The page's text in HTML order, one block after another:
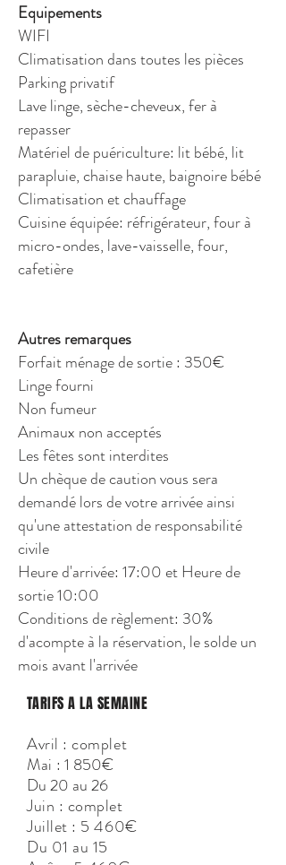
Equipements
WIFI
Climatisation dans toutes les pièces
Parking privatif
Lave linge, sèche-cheveux, fer à
repasser
Matériel de puériculture: lit bébé, lit
parapluie, chaise haute, baignoire bébé
Climatisation et chauffage
Cuisine équipée: réfrigérateur, four à
micro-ondes, lave-vaisselle, four,
cafetière
Autres remarques
Forfait ménage de sortie : 350€
Linge fourni
Non fumeur
Animaux non acceptés
Les fêtes sont interdites
Un chèque de caution vous sera
demandé lors de votre arrivée ainsi
qu'une attestation de responsabilité
civile
Heure d'arrivée: 17:00 et Heure de
sortie 10:00
Conditions de règlement: 30%
d'acompte à la réservation, le solde un
mois avant l'arrivée
TARIFS A LA SEMAINE
Avril : complet
Mai : 1 850€
Du 20 au 26
Juin : complet
Juillet : 5 460€
Du 01 au 15